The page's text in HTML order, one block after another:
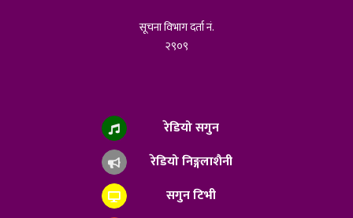
सूचना विभाग दर्ता नं.
२९०९
रेडियो सगुन
रेडियो निङ्गलाशैनी
सगुन टिभी